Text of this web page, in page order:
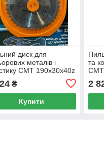
диск для
металів і
СМТ 190х30х40z
₴
Купити
та
2